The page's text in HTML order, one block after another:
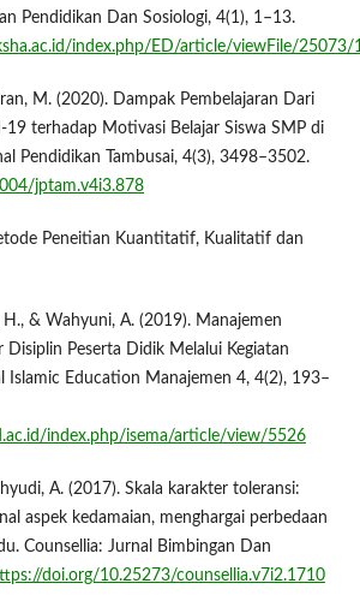
Pendidikan Dan Sosiologi, 4(1), 1–13.
index.php/ED/article/viewFile/25073/
M. (2020). Dampak Pembelajaran Dari
19 terhadap Motivasi Belajar Siswa SMP di
Pendidikan Tambusai, 4(3), 3498–3502.
jptam.v4i3.878
Peneitian Kuantitatif, Kualitatif dan
& Wahyuni, A. (2019). Manajemen
Disiplin Peserta Didik Melalui Kegiatan
Islamic Education Manajemen 4, 4(2), 193–
index.php/isema/article/view/5526
A. (2017). Skala karakter toleransi:
aspek kedamaian, menghargai perbedaan
Counsellia: Jurnal Bimbingan Dan
doi.org/10.25273/counsellia.v7i2.1710